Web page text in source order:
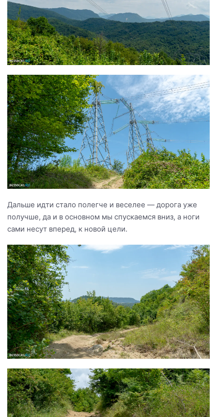
Дальше идти стало полегче и веселее — дорога уже
получше, да и в основном мы спускаемся вниз, а ноги
сами несут вперед, к новой цели.